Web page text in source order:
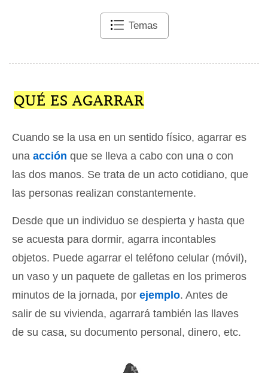
Temas
QUÉ ES AGARRAR
Cuando se la usa en un sentido físico, agarrar es
una acción que se lleva a cabo con una o con
las dos manos. Se trata de un acto cotidiano, que
las personas realizan constantemente.
Desde que un individuo se despierta y hasta que
se acuesta para dormir, agarra incontables
objetos. Puede agarrar el teléfono celular (móvil),
un vaso y un paquete de galletas en los primeros
minutos de la jornada, por ejemplo. Antes de
salir de su vivienda, agarrará también las llaves
de su casa, su documento personal, dinero, etc.